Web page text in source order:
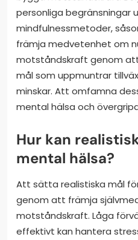
personliga begränsningar
mindfulnessmetoder,
främja medvetenhet om
motståndskraft genom
mål som uppmuntrar
minskar. Att omfamna
mental hälsa och
Hur kan
mental hälsa?
Att sätta realistiska mål
genom att främja
motståndskraft. Låga
effektivt kan hantera